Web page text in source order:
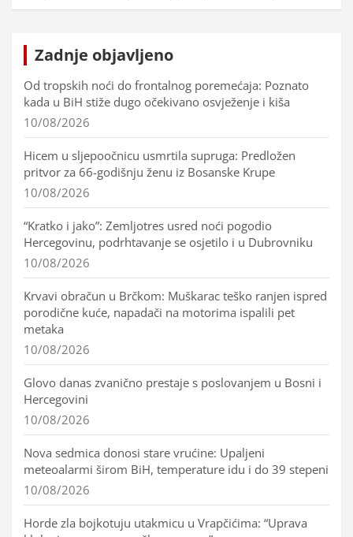
Zadnje objavljeno
Od tropskih noći do frontalnog poremećaja: Poznato
kada u BiH stiže dugo očekivano osvježenje i kiša
10/08/2026
Hicem u sljepoočnicu usmrtila supruga: Predložen
pritvor za 66-godišnju ženu iz Bosanske Krupe
10/08/2026
“Kratko i jako”: Zemljotres usred noći pogodio
Hercegovinu, podrhtavanje se osjetilo i u Dubrovniku
10/08/2026
Krvavi obračun u Brčkom: Muškarac teško ranjen ispred
porodične kuće, napadači na motorima ispalili pet
metaka
10/08/2026
Glovo danas zvanično prestaje s poslovanjem u Bosni i
Hercegovini
10/08/2026
Nova sedmica donosi stare vrućine: Upaljeni
meteoalarmi širom BiH, temperature idu i do 39 stepeni
10/08/2026
Horde zla bojkotuju utakmicu u Vrapčićima: “Uprava